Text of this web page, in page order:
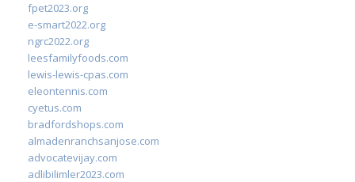
fpet2023.org
e-smart2022.org
ngrc2022.org
leesfamilyfoods.com
lewis-lewis-cpas.com
eleontennis.com
cyetus.com
bradfordshops.com
almadenranchsanjose.com
advocatevijay.com
adlibilimler2023.com